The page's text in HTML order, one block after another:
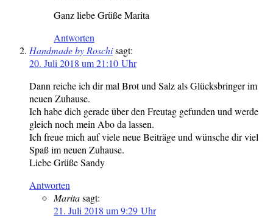
Ganz liebe Grüße Marita
Antworten
Handmade by Roschisagt:
20. Juli 2018 um 21:10 Uhr
Dann reiche ich dir mal Brot und Salz als Glücksbringer im
neuen Zuhause.
Ich habe dich gerade über den Freutag gefunden und werde
gleich noch mein Abo da lassen.
Ich freue mich auf viele neue Beiträge und wünsche dir viel
Spaß im neuen Zuhause.
Liebe Grüße Sandy
Antworten
Maritasagt:
21. Juli 2018 um 9:29 Uhr